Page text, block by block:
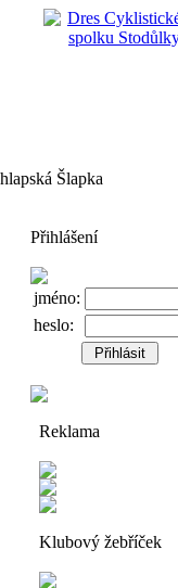
Šlapka
Přihlášení
jméno:
heslo:
Reklama
Klubový žebříček